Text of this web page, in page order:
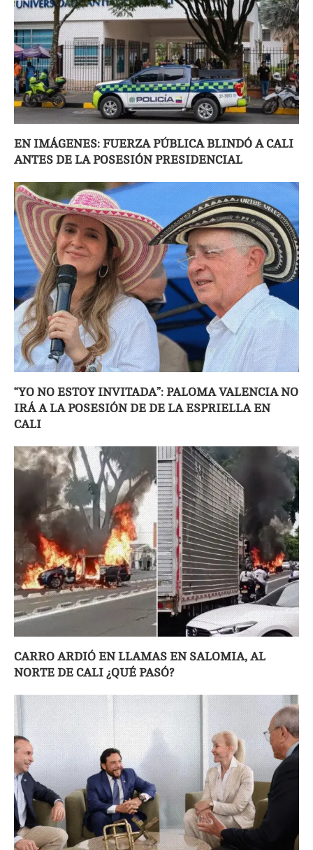
EN IMÁGENES: FUERZA PÚBLICA BLINDÓ A CALI
ANTES DE LA POSESIÓN PRESIDENCIAL
“YO NO ESTOY INVITADA”: PALOMA VALENCIA NO
IRÁ A LA POSESIÓN DE DE LA ESPRIELLA EN
CALI
CARRO ARDIÓ EN LLAMAS EN SALOMIA, AL
NORTE DE CALI ¿QUÉ PASÓ?